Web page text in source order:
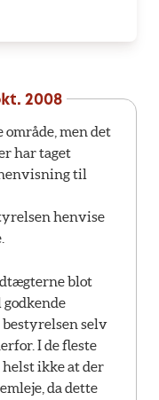
2008
område, men det
har taget
til
henvise
blot
selv
I de fleste
ikke at der
da dette